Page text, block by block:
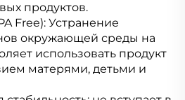
продуктов.
Free): Устранение
окружающей среды на
использовать продукт
матерями, детьми и